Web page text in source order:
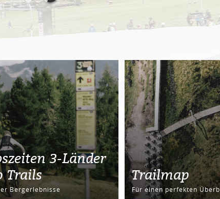
3-Länder
Trails
Bergerlebnisse
Trailmap
Für einen perfekten